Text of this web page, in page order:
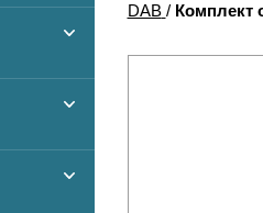
DAB / Комплект